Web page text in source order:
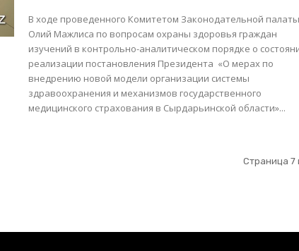
В ходе проведенного Комитетом Законодательной палаты
Олий Мажлиса по вопросам охраны здоровья граждан
изучений в контрольно-аналитическом порядке о
реализации постановления Президента «О мерах по
внедрению новой модели организации системы
здравоохранения и механизмов государственного
медицинского страхования в Сырдарьинской области»...
Страница 7